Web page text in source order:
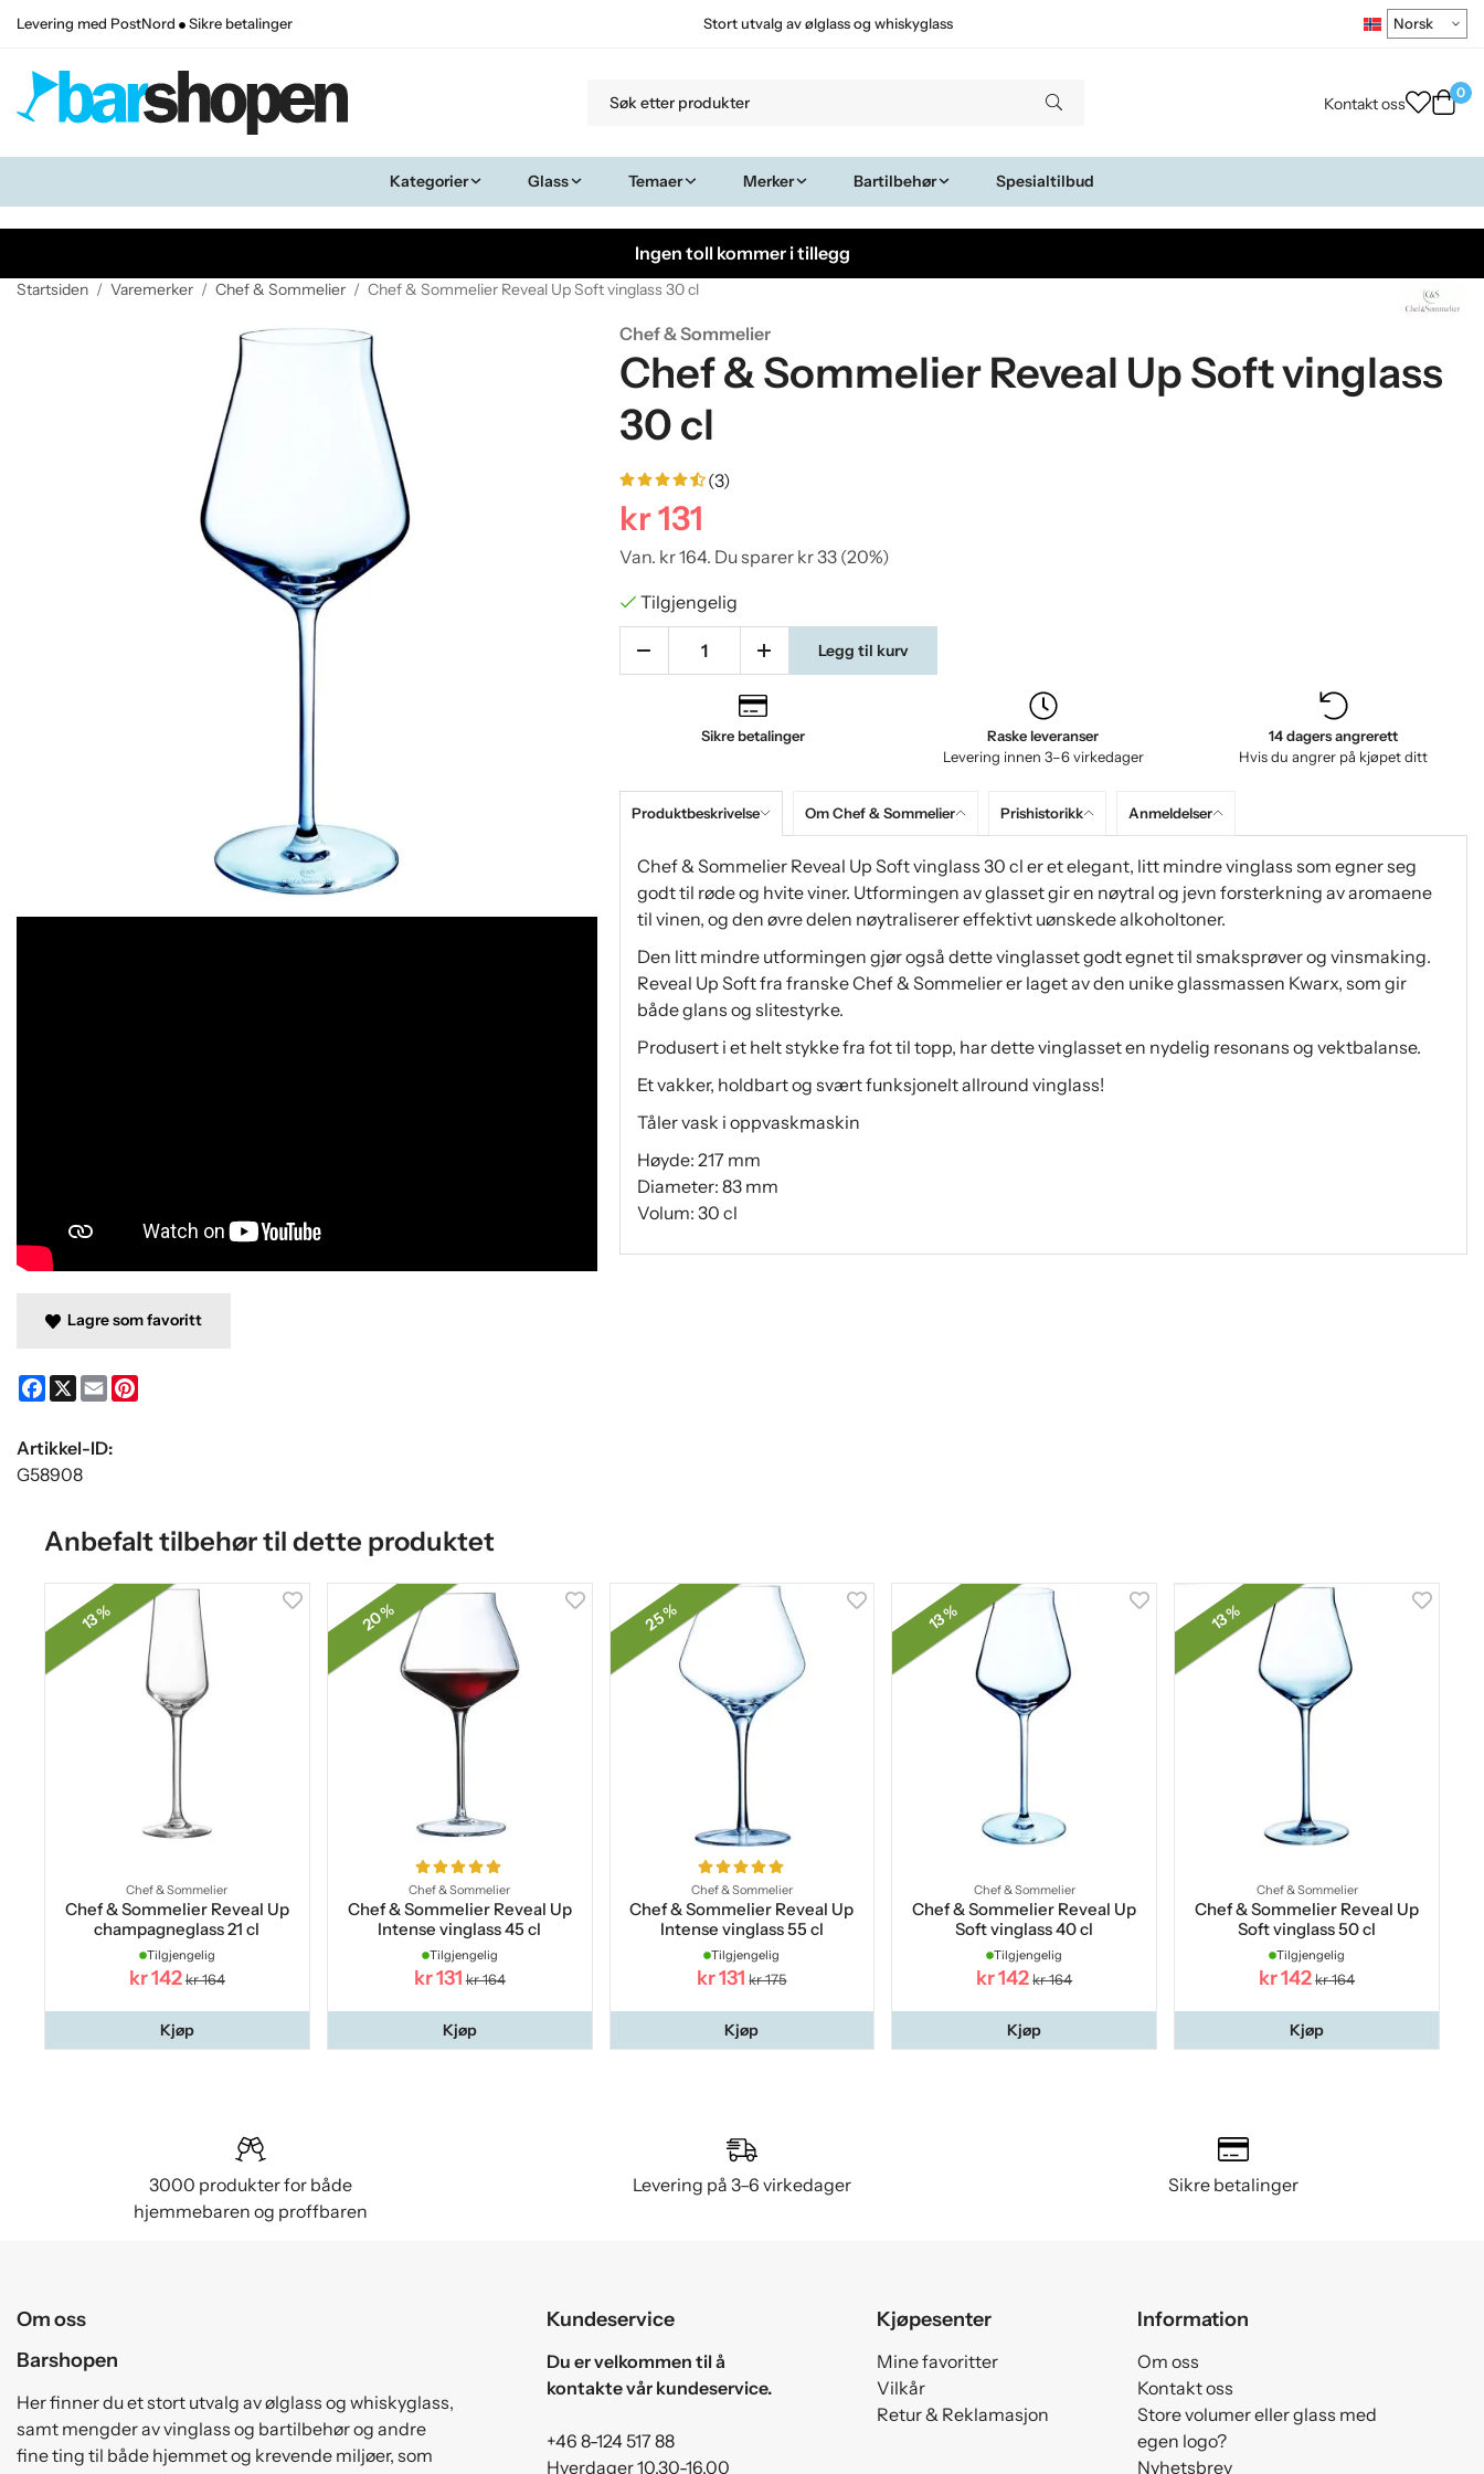
Levering med PostNord Sikre betalinger Stort utvalg av ølglass og whiskyglass
Kontakt oss
0
Kategorier Glass Temaer Merker Bartilbehør Spesialtilbud
Ingen toll kommer i tillegg
Startsiden / Varemerker / Chef & Sommelier / Chef & Sommelier Reveal Up Soft vinglass 30 cl
Chef & Sommelier
Chef & Sommelier Reveal Up Soft vinglass
30 cl
(3)
kr 131
Van. kr 164. Du sparer kr 33(20%)
Tilgjengelig
Legg til kurv
Sikre betalinger
Raske leveranser
Levering innen 3–6 virkedager
14 dagers angrerett
Hvis du angrer på kjøpet ditt
Produktbeskrivelse Om Chef & Sommelier Prishistorikk Anmeldelser
Chef & Sommelier Reveal Up Soft vinglass 30 cl er et elegant, litt mindre vinglass som egner seg
godt til røde og hvite viner. Utformingen av glasset gir en nøytral og jevn forsterkning av aromaene
til vinen, og den øvre delen nøytraliserer effektivt uønskede alkoholtoner.
Den litt mindre utformingen gjør også dette vinglasset godt egnet til smaksprøver og vinsmaking.
Reveal Up Soft fra franske Chef & Sommelier er laget av den unike glassmassen Kwarx, som gir
både glans og slitestyrke.
Produsert i et helt stykke fra fot til topp, har dette vinglasset en nydelig resonans og vektbalanse.
Et vakker, holdbart og svært funksjonelt allround vinglass!
Tåler vask i oppvaskmaskin
Høyde: 217 mm
Diameter: 83 mm
Volum: 30 cl
Lagre som favoritt
Facebook
X Email
Artikkel-ID:
G58908
Anbefalt tilbehør til dette produktet
13 %
Chef & Sommelier
Chef & Sommelier Reveal Up
champagneglass 21 cl
Tilgjengelig
kr 142 kr 164
Kjøp
20 %
Chef & Sommelier
Chef & Sommelier Reveal Up
Intense vinglass 45 cl
Tilgjengelig
kr 131 kr 164
Kjøp
25 %
Chef & Sommelier
Chef & Sommelier Reveal Up
Intense vinglass 55 cl
Tilgjengelig
kr 131 kr 175
Kjøp
13 %
Chef & Sommelier
Chef & Sommelier Reveal Up
Soft vinglass 40 cl
Tilgjengelig
kr 142 kr 164
Kjøp
13 %
Chef & Sommelier
Chef & Sommelier Reveal Up
Soft vinglass 50 cl
Tilgjengelig
kr 142 kr 164
Kjøp
3000 produkter for både
hjemmebaren og proffbaren
Levering på 3–6 virkedager Sikre betalinger
Om oss
Barshopen
Her finner du et stort utvalg av ølglass og whiskyglass,
samt mengder av vinglass og bartilbehør og andre
fine ting til både hjemmet og krevende miljøer, som
Kundeservice
Du er velkommen til å
kontakte vår kundeservice.
+46 8-124 517 88
Hverdager 10.30-16.00
Kjøpesenter
Mine favoritter
Vilkår
Retur & Reklamasjon
Information
Om oss
Kontakt oss
Store volumer eller glass med
egen logo?
Nyhetsbrev